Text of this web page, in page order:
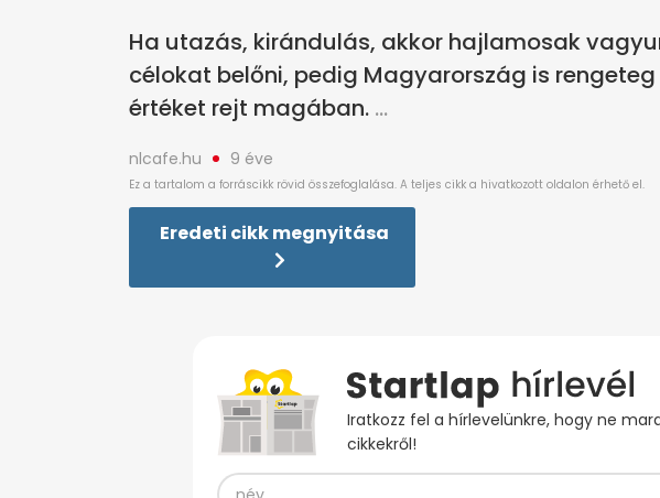
Ha utazás, kirándulás, akkor hajlamosak
célokat belőni, pedig Magyarország is
értéket rejt magában.
nlcafe.hu 9 éve
Eredeti cikk megnyitása
Iratkozz fel a hírlevelünkre, hogy ne
cikkekről!